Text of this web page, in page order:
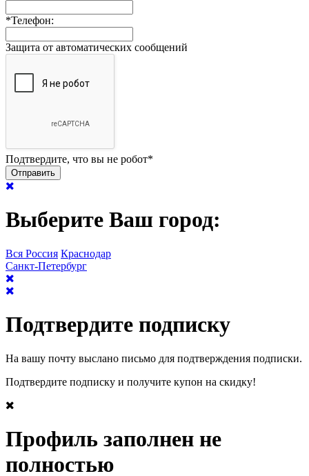
*Телефон:
Защита от автоматических сообщений
Подтвердите, что вы не робот*
Выберите Ваш город:
Вся Россия Краснодар
Санкт-Петербург
Подтвердите подписку
На вашу почту выслано письмо для подтверждения подписки.
Подтвердите подписку и получите купон на скидку!
Профиль заполнен не
полностью